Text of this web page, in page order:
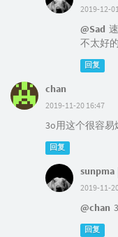
2019-12-
@Sad
不太好
回复
chan
2019-11-20 16:47
3o用这个很容易
回复
sunpma
2019-11-
@chan
回复